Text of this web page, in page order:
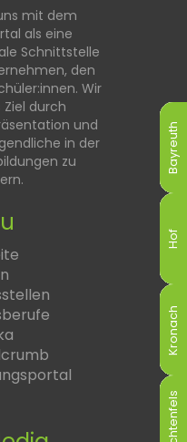
Bayreuth
Hof
Kronach
Lichtenfels
Bayreuth
Hof
Kronach
Lichtenfels
Bayreuth
Hof
Kronach
Lichtenfels
Bayreuth
Hof
Kronach
Lichtenfels
Bayreuth
Hof
Kronach
Lichtenfels
Bayreuth
Hof
Kronach
Lichtenfels
mit dem
als eine
Schnittstelle
den
Wir
durch
und
in der
zu